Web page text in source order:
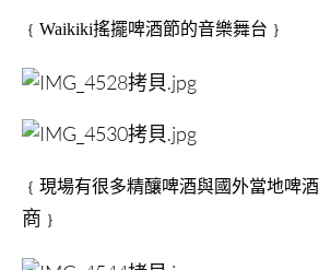
﹛Waikiki搖擺啤酒節的音樂舞台﹜
﹛現場有很多精釀啤酒與國外當地啤酒
商 ﹜